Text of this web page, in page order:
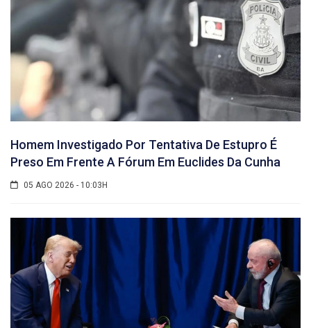
Homem Investigado Por Tentativa De Estupro É
Preso Em Frente A Fórum Em Euclides Da Cunha
05 AGO 2026 - 10:03H